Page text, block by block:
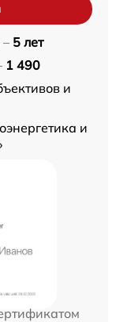
5 лет
1 490
и
и